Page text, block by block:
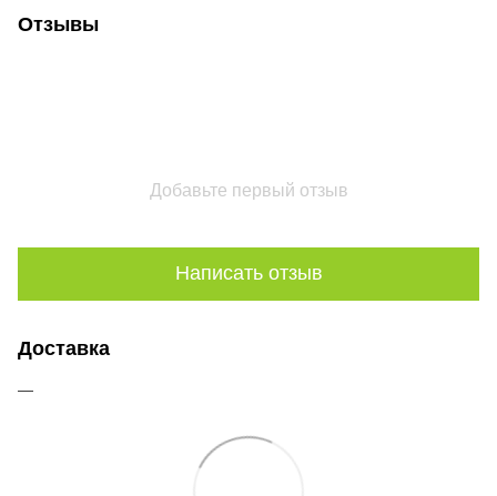
Отзывы
Добавьте первый отзыв
Написать отзыв
Доставка